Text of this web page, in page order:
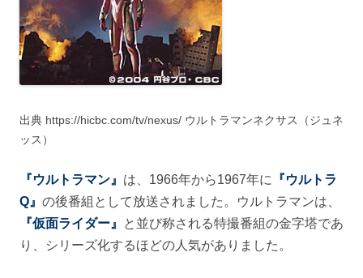
出典 https://hicbc.com/tv/nexus/ ウルトラマンネクサス（ジュネ
ッス）
『ウルトラマン』 は、1966年から1967年に
『ウルトラ
Q』 の後番組として放送されました。ウルトラマンは、
『仮面ライダー』
と並び称される特撮番組の金字塔であ
り、シリーズ化するほどの人気がありました。